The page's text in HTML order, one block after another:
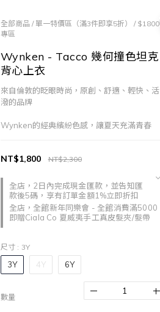
全部商品 /單一特價區（滿3件即享5折） / $1800
專區
Wynken - Tacco 幾何撞色坦克
背心上衣
來自倫敦的眨眼時尚，原創、舒適、輕快、活
潑的品牌
Wynken的經典繽紛色感，讓夏天充滿青春
全店，2日內完成現金匯款，並告知匯
款後5碼，享有訂單金額1%立即折扣
全店，全館新年同樂會 - 全館消費滿5000
即贈Ciala Co 夏威夷手工真皮髮夾/髮帶
NT$2,300
NT$1,800
尺寸 : 3Y
3Y 4Y 6Y
數量